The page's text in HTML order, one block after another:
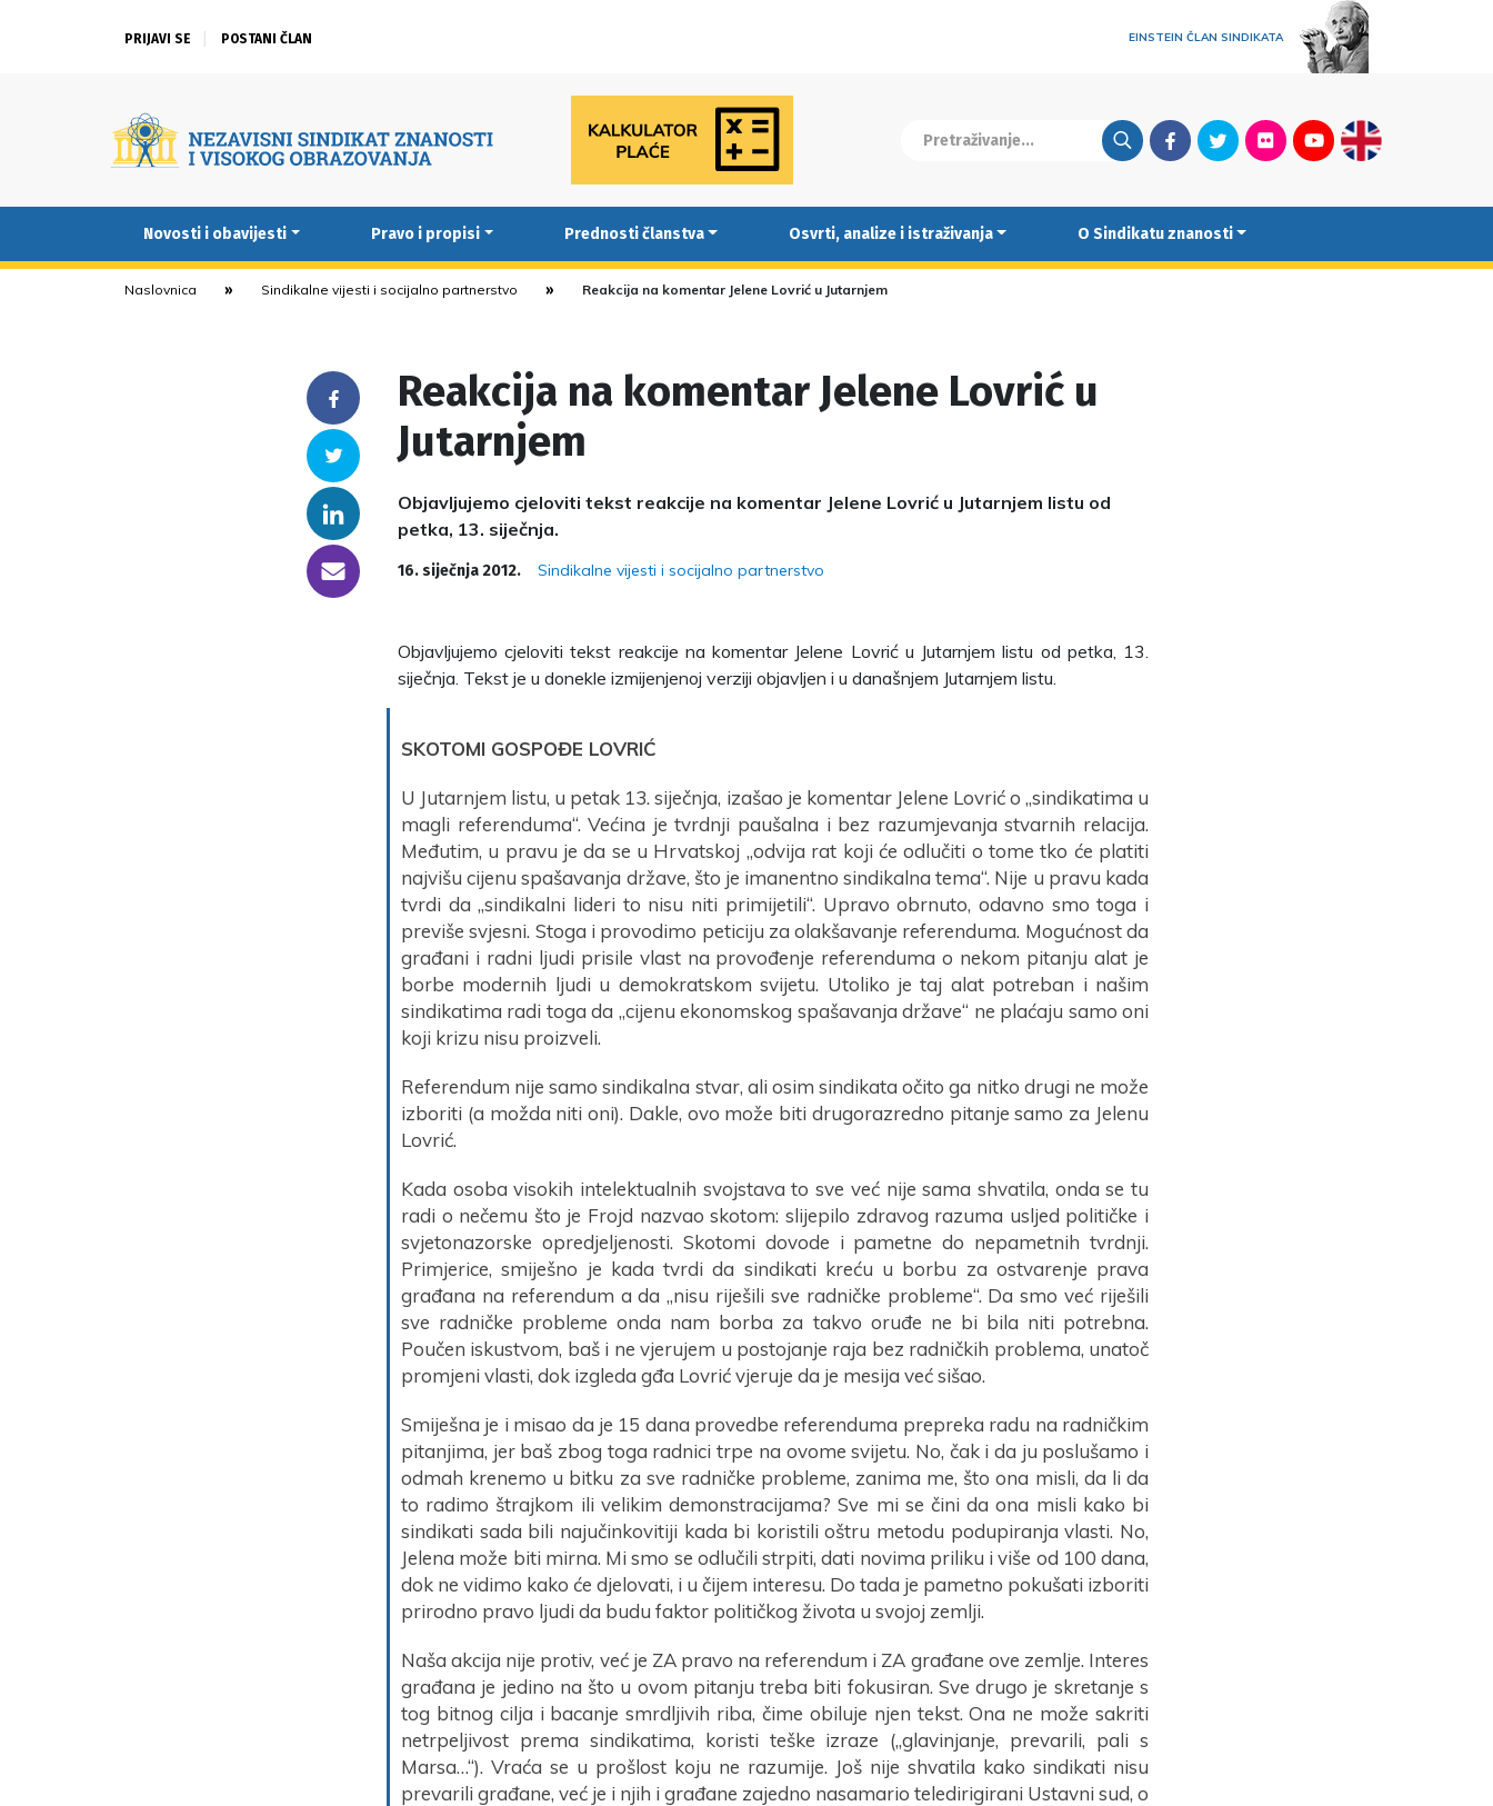
PRIJAVI SE POSTANI ČLAN EINSTEIN ČLAN SINDIKATA
FacebookTwitterFlickrYoutubeEnglish
Novosti i obavijesti Pravo i propisi Prednosti članstva Osvrti, analize i istraživanja O Sindikatu znanosti
Naslovnica Sindikalne vijesti i socijalno partnerstvo Reakcija na komentar Jelene Lovrić u Jutarnjem
Facebook
Twitter
Linkedin
someone@yoursite.com
Reakcija na komentar Jelene Lovrić u
Jutarnjem
Objavljujemo cjeloviti tekst reakcije na komentar Jelene Lovrić u Jutarnjem listu od
petka, 13. siječnja.
16. siječnja 2012. Sindikalne vijesti i socijalno partnerstvo
Objavljujemo cjeloviti tekst reakcije na komentar Jelene Lovrić u Jutarnjem listu od petka, 13.
siječnja. Tekst je u donekle izmijenjenoj verziji objavljen i u današnjem Jutarnjem listu.
SKOTOMI GOSPOĐE LOVRIĆ
U Jutarnjem listu, u petak 13. siječnja, izašao je komentar Jelene Lovrić o „sindikatima u
magli referenduma“. Većina je tvrdnji paušalna i bez razumjevanja stvarnih relacija.
Međutim, u pravu je da se u Hrvatskoj „odvija rat koji će odlučiti o tome tko će platiti
najvišu cijenu spašavanja države, što je imanentno sindikalna tema“. Nije u pravu kada
tvrdi da „sindikalni lideri to nisu niti primijetili“. Upravo obrnuto, odavno smo toga i
previše svjesni. Stoga i provodimo peticiju za olakšavanje referenduma. Mogućnost da
građani i radni ljudi prisile vlast na provođenje referenduma o nekom pitanju alat je
borbe modernih ljudi u demokratskom svijetu. Utoliko je taj alat potreban i našim
sindikatima radi toga da „cijenu ekonomskog spašavanja države“ ne plaćaju samo oni
koji krizu nisu proizveli.
Referendum nije samo sindikalna stvar, ali osim sindikata očito ga nitko drugi ne može
izboriti (a možda niti oni). Dakle, ovo može biti drugorazredno pitanje samo za Jelenu
Lovrić.
Kada osoba visokih intelektualnih svojstava to sve već nije sama shvatila, onda se tu
radi o nečemu što je Frojd nazvao skotom: slijepilo zdravog razuma usljed političke i
svjetonazorske opredjeljenosti. Skotomi dovode i pametne do nepametnih tvrdnji.
Primjerice, smiješno je kada tvrdi da sindikati kreću u borbu za ostvarenje prava
građana na referendum a da „nisu riješili sve radničke probleme“. Da smo već riješili
sve radničke probleme onda nam borba za takvo oruđe ne bi bila niti potrebna.
Poučen iskustvom, baš i ne vjerujem u postojanje raja bez radničkih problema, unatoč
promjeni vlasti, dok izgleda gđa Lovrić vjeruje da je mesija već sišao.
Smiješna je i misao da je 15 dana provedbe referenduma prepreka radu na radničkim
pitanjima, jer baš zbog toga radnici trpe na ovome svijetu. No, čak i da ju poslušamo i
odmah krenemo u bitku za sve radničke probleme, zanima me, što ona misli, da li da
to radimo štrajkom ili velikim demonstracijama? Sve mi se čini da ona misli kako bi
sindikati sada bili najučinkovitiji kada bi koristili oštru metodu podupiranja vlasti. No,
Jelena može biti mirna. Mi smo se odlučili strpiti, dati novima priliku i više od 100 dana,
dok ne vidimo kako će djelovati, i u čijem interesu. Do tada je pametno pokušati izboriti
prirodno pravo ljudi da budu faktor političkog života u svojoj zemlji.
Naša akcija nije protiv, već je ZA pravo na referendum i ZA građane ove zemlje. Interes
građana je jedino na što u ovom pitanju treba biti fokusiran. Sve drugo je skretanje s
tog bitnog cilja i bacanje smrdljivih riba, čime obiluje njen tekst. Ona ne može sakriti
netrpeljivost prema sindikatima, koristi teške izraze („glavinjanje, prevarili, pali s
Marsa…“). Vraća se u prošlost koju ne razumije. Još nije shvatila kako sindikati nisu
prevarili građane, već je i njih i građane zajedno nasamario teledirigirani Ustavni sud, o